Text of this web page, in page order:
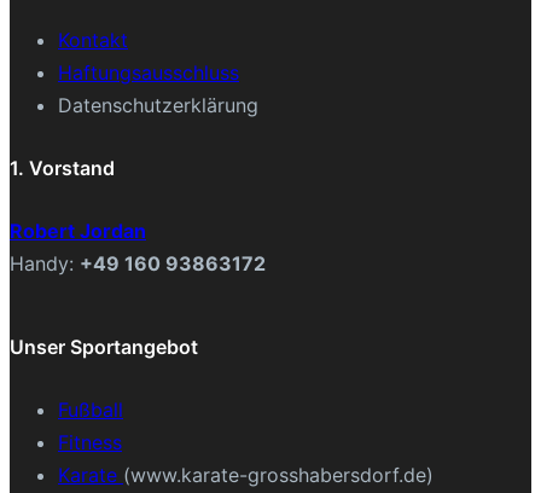
Kontakt
Haftungsausschluss
Datenschutzerklärung
1. Vorstand
Robert Jordan
Handy: +49 160 93863172
Unser Sportangebot
Fußball
Fitness
Karate (www.karate-grosshabersdorf.de)